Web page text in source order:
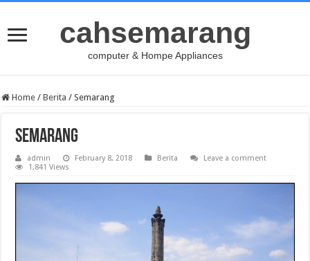
cahsemarang
computer & Hompe Appliances
Home / Berita / Semarang
Semarang
admin February 8, 2018 Berita
Leave a comment
1,841 Views